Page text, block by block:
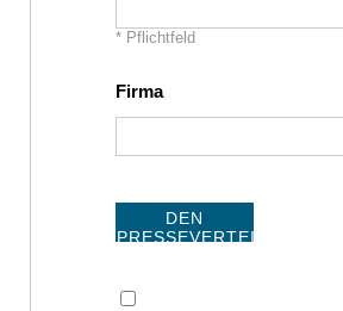
* Pflichtfeld
Firma
DEN
PRESSEVERTEILER